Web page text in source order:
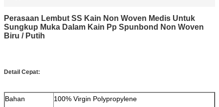
Perasaan Lembut SS Kain Non Woven Medis Untuk
Sungkup Muka Dalam Kain Pp Spunbond Non Woven
Biru / Putih
Detail Cepat:
Bahan
100% Virgin Polypropylene